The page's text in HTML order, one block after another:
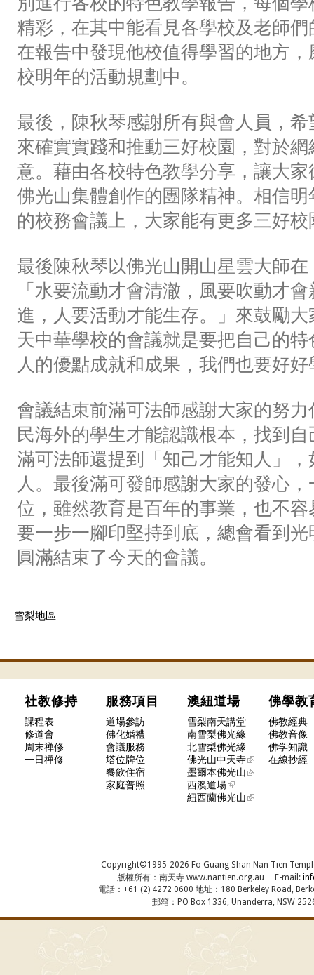
精彩，在其中能看見各學校及老師
在報告中發現他校值得學習的地方
校明年的活動規劃中。
最後，陳秋琴感謝所有與會人員，
來確實實踐和推動三好校園，對於
意。藉由各校特色教學分享，讓大
佛光山集體創作的團隊精神。相信
的校務會議上，大家能有更多三好
最後陳秋琴以佛光山開山星雲大師
「水要流動才會清澈，風要吹動才
進，人要活動才能生存。」來鼓勵
天中華學校的會議就是要把自己的
人的優點成就和成果，我們也要好好
會議結束前滿可法師感謝大家的努
民海外的學生才能認識根本，找到
滿可法師還提到「知己才能知人」
人。最後滿可發師感謝大家的發心
位，雖然教育是百年的事業，也不
要一步一腳印堅持到底，總會看到
圓滿結束了今天的會議。
雪梨地區
社教修持 服務項目 澳紐道場 佛學
課程表 道場參訪 雪梨南天講堂
佛教經典
修道會
佛化婚禮 南雪梨佛光緣
佛教音像
周末禅修
會議服務 北雪梨佛光緣
佛学知識
一日禪修
塔位牌位 佛光山中天寺
在線抄經
餐飲住宿
墨爾本佛光山
家庭普照
西澳道場
紐西蘭佛光山
Copyright©1995-2026 Fo Guang Shan Nan Tien
版權所有：南天寺 www.nantien.org.au E-mail:
電話：+61 (2) 4272 0600 地址：180 Berkeley Road,
郵箱：PO Box 1336, Unanderra, NSW